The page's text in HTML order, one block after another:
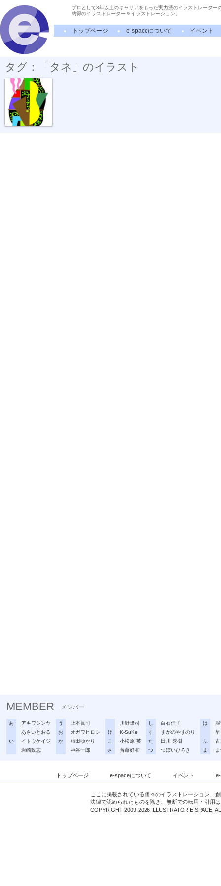
プロとして3年以上のキャリアをもった実力派のイラストレーター
納得のイラストレーター＆イラストレーション。
トップページ e-spaceについて イベント
タグ：「タネ」のイラスト
発芽前夜
MEMBER メンバー
あ
アキワシンヤ
あさいとおる
い
イトウケイジ
岩崎政志
う
上本眞司
お
オガワヒロシ
か
柿田ゆかり
神谷一郎
川野隆司
け
K-SuKe
こ
小松原 英
さ
斉藤好和
し
白石佳子
す
すがのやすのり
た
田川 秀樹
つ
つぼいひろき
は
早
ふ
古
ま
トップページ e-spaceについて イベント
ここに掲載されている個々のイラストレーション、
法律で認められたものを除き、無断での転用・引用
COPYRIGHT 2009-2026 ILLUSTRATOR E SPACE.